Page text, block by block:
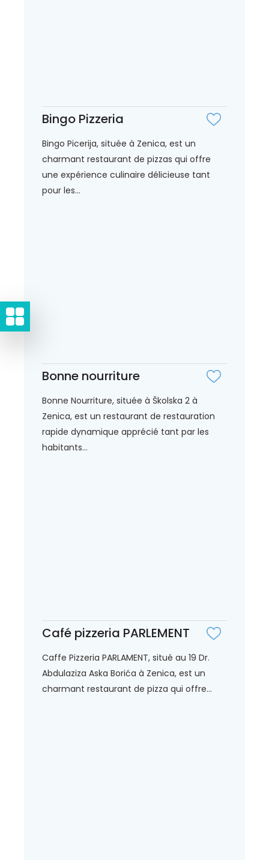
Bingo Pizzeria
Bingo Picerija, située à Zenica, est un
charmant restaurant de pizzas qui offre
une expérience culinaire délicieuse tant
pour les...
Bonne nourriture
Bonne Nourriture, située à Školska 2 à
Zenica, est un restaurant de restauration
rapide dynamique apprécié tant par les
habitants...
Café pizzeria PARLEMENT
Caffe Pizzeria PARLAMENT, situé au 19 Dr.
Abdulaziza Aska Borića à Zenica, est un
charmant restaurant de pizza qui offre...